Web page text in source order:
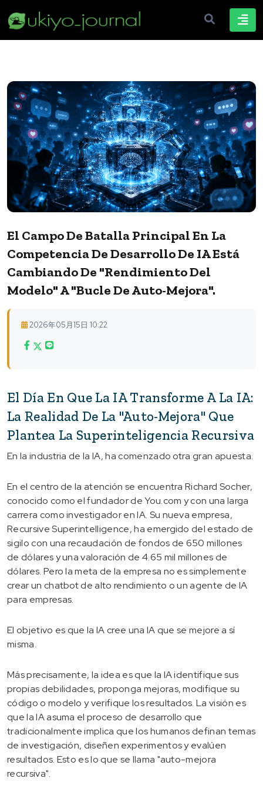
El Campo De Batalla Principal En La
Competencia De Desarrollo De IA Está
Cambiando De "rendimiento Del
Modelo" A "bucle De Auto-Mejora".
2026年05月15日 10:22
El Día En Que La IA Transforme A La IA:
La Realidad De La "auto-Mejora" Que
Plantea La Superinteligencia Recursiva
En la industria de la IA, ha comenzado otra gran apuesta.
En el centro de la atención se encuentra Richard Socher,
conocido como el fundador de You.com y con una larga
carrera como investigador en IA. Su nueva empresa,
Recursive Superintelligence, ha emergido del estado de
sigilo con una recaudación de fondos de 650 millones
de dólares y una valoración de 4.65 mil millones de
dólares. Pero la meta de la empresa no es simplemente
crear un chatbot de alto rendimiento o un agente de IA
para empresas.
El objetivo es que la IA cree una IA que se mejore a sí
misma.
Más precisamente, la idea es que la IA identifique sus
propias debilidades, proponga mejoras, modifique su
código o modelo y verifique los resultados. La visión es
que la IA asuma el proceso de desarrollo que
tradicionalmente implica que los humanos definan temas
de investigación, diseñen experimentos y evalúen
resultados. Esto es lo que se llama "auto-mejora
recursiva".